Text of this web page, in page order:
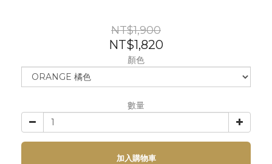
NT$1,900
NT$1,820
顏色
數量
加入購物車